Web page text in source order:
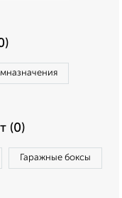
(0)
Гаражные боксы